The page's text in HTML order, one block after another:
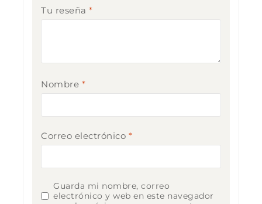
Tu reseña *
Nombre *
Correo electrónico *
Guarda mi nombre, correo
electrónico y web en este navegador